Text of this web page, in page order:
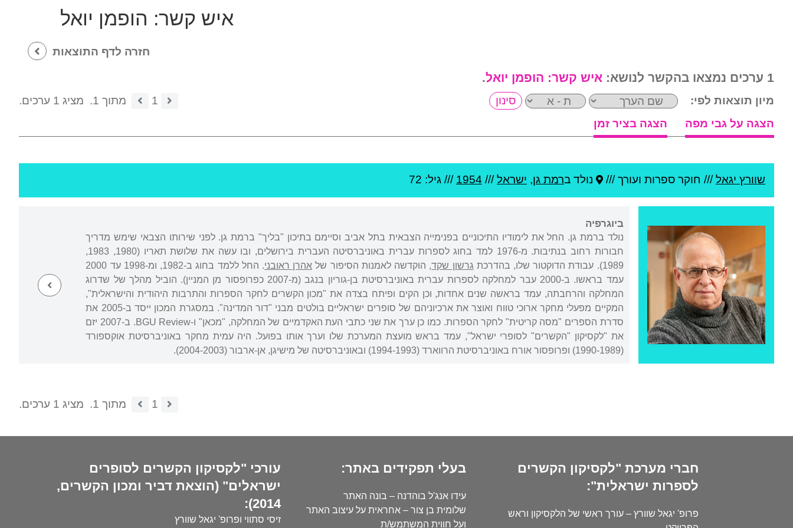
איש קשר: הופמן יואל
חזרה לדף התוצאות
1 ערכים נמצאו בהקשר לנושא: איש קשר: הופמן יואל.
מיון תוצאות לפי: 1 מתוך 1.
מציג 1 ערכים.
הצגה על גבי מפה
הצגה בציר זמן
שוורץ יגאל/// חוקר ספרות ועורך /// נולד ברמת גן, ישראל///
1954 /// גיל: 72
ביוגרפיה
נולד ברמת גן. החל את לימודיו התיכוניים בפנימייה הצבאית בתל אביב וסיימם בתיכון "בליך" ברמת גן. לפני שירותו הצבאי שימש מדריך
חבורות רחוב בנתיבות. מ-1976 למד בחוג לספרות עברית באוניברסיטה העברית בירושלים, ובו עשה את שלושת תאריו (1980, 1983,
1989). עבודת הדוקטור שלו, בהדרכת
גרשון שקד, הוקדשה לאמנות הסיפור של אהרן ראובני
. החל ללמד בחוג ב-1982, ומ-1998 עד 2000
עמד בראשו. ב-2000 עבר למחלקה לספרות עברית באוניברסיטת בן-גוריון בנגב (מ-2007 כפרופסור מן המניין). הוביל מהלך של שדרוג
המחלקה והרחבתה, עמד בראשה שנים אחדות, וכן הקים ופיתח בצדה את "מכון הקשרים לחקר הספרות והתרבות היהודית והישראלית",
המקיים מפעלי מחקר ארוכי טווח ואוצר את ארכיוניהם של סופרים ישראליים בולטים מבני "דור המדינה". במסגרת המכון ייסד ב-2005 את
סדרת הספרים "מסה קריטית" לחקר הספרות. כמו כן ערך את שני כתבי העת האקדמיים של המחלקה, "מכאן" ו-BGU Review. ב-2007 יזם
את "לקסיקון "הקשרים" לסופרי ישראל", עמד בראש מועצת המערכת שלו וערך אותו בפועל. היה עמית מחקר באוניברסיטת אוקספורד
(1990-1989) ופרופסור אורח באוניברסיטת הרווארד (1994-1993) ובאוניברסיטה של מישיגן, אן-ארבור (2004-2003).
1 מתוך 1. מציג 1 ערכים.
חברי מערכת "לקסיקון הקשרים
לספרות ישראלית":
פרופ' יגאל שוורץ – עורך ראשי של הלקסיקון וראש
בעלי תפקידים באתר:
עידו אנג'ל בוהדנה – בונה האתר
שלומית בן צור – אחראית על עיצוב האתר
ועל חווית המשתמש/ת
עורכי "לקסיקון הקשרים לסופרים
ישראלים" (הוצאת דביר ומכון הקשרים,
2014):
זיסי סתווי ופרופ' יגאל שוורץ